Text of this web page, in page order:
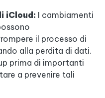
iCloud: I cambiamenti
il processo di
alla perdita di dati.
prima di importanti
a prevenire tali